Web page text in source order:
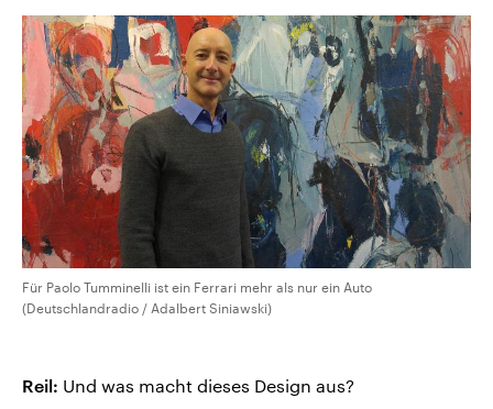
Für Paolo Tumminelli ist ein Ferrari mehr als nur ein Auto
(Deutschlandradio / Adalbert Siniawski)
Reil: Und was macht dieses Design aus?